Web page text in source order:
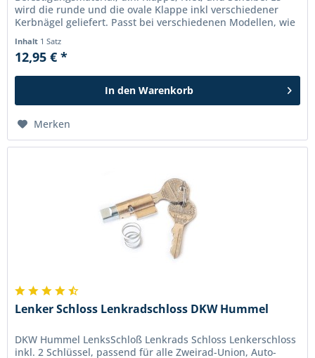
wird die runde und die ovale Klappe inkl verschiedener
Kerbnägel geliefert. Passt bei verschiedenen Modellen, wie
Inhalt 1 Satz
12,95 € *
In den Warenkorb
Merken
Lenker Schloss Lenkradschloss DKW Hummel
DKW Hummel LenksSchloß Lenkrads Schloss Lenkerschloss
inkl. 2 Schlüssel, passend für alle Zweirad-Union, Auto-